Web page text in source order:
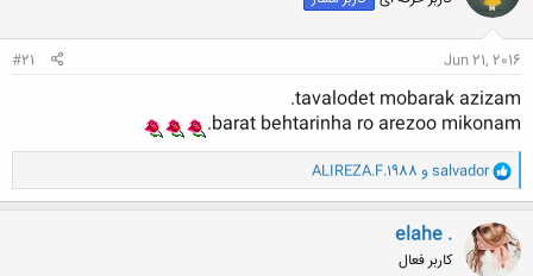
ا
Jun 21, 2016
#21
tavalodet mobarak azizam.
barat behtarinha ro arezoo mikonam.
و
ا
ک
ن
ش
ه
salvador و ALIREZA.F.1988
elahe .
کاربر فعال